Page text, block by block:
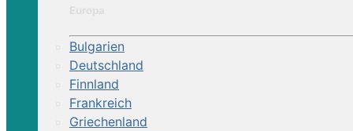
Über Uns
Bulgarien
Deutschland
Finnland
Frankreich
Griechenland